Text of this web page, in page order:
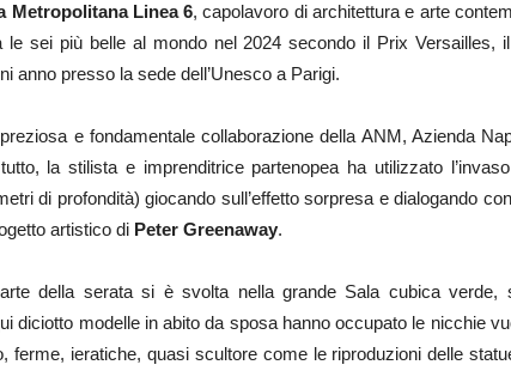
Metropolitana Linea 6, capolavoro di architettura e arte
le sei più belle al mondo nel 2024 secondo il Prix Versailles,
anno presso la sede dell’Unesco a Parigi.
e fondamentale collaborazione della ANM, Azienda
la stilista e imprenditrice partenopea ha utilizzato
di profondità) giocando sull’effetto sorpresa e dialogando
artistico di Peter Greenaway.
della serata si è svolta nella grande Sala cubica verde,
diciotto modelle in abito da sposa hanno occupato le nicchie
ferme, ieratiche, quasi scultore come le riproduzioni delle